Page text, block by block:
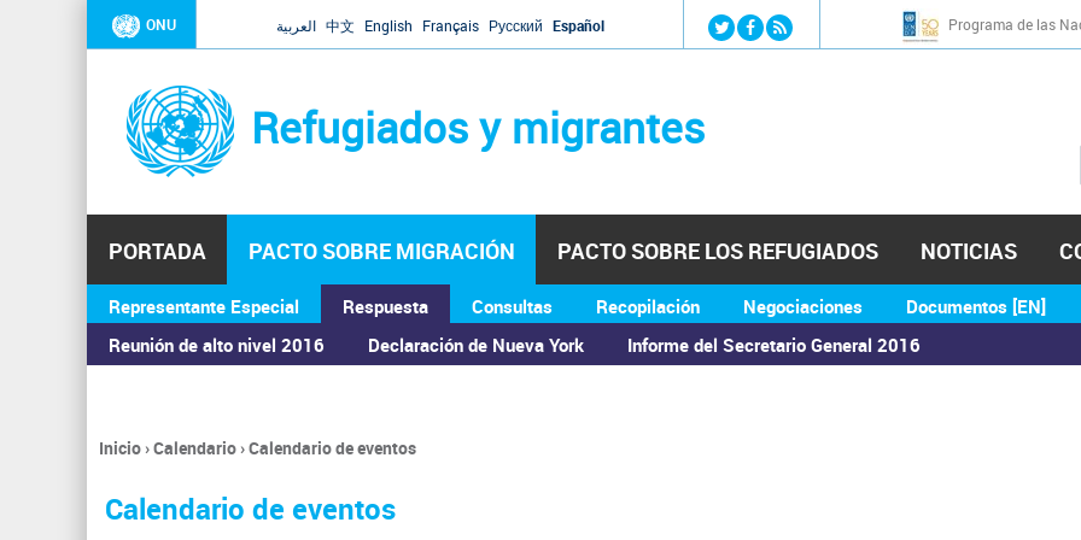
Jump to navigation
ONU العربية 中文 English Français Русский Español Programa de las
Refugiados y migrantes
PORTADA PACTO SOBRE MIGRACIÓN
Representante Especial
Respuesta
Reunión de alto nivel 2016
Declaración de Nueva York Informe del Secretario General 2016
Consultas Recopilación Negociaciones Documentos [EN]
PACTO SOBRE LOS REFUGIADOS NOTICIAS
ASAMBLEA GENERAL
Se
encuentra
usted
Inicio›Calendario›Calendario de eventos
Calendario de eventos